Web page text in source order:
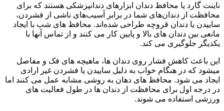
ناینت گارد یا محافظ‌ دندان ابزارهای دندانپزشکی هستند که برای
محافظت از دندان‌های شما در برابر آسیب‌های ناشی از فشردن،
ساییدن یا دندان قروچه طراحی شده‌اند. محافظ های شب با ایجاد
مانعی بین دندان های بالا و پایین کار می کنند و از تماس آنها با
یکدیگر جلوگیری می کند.
این باعث کاهش فشار روی دندان ها، ماهیچه های فک و مفاصل
میشود که در هنگام خواب به دلیل ساییدن یا فشردن غیر ارادی
ایجاد می شود. محافظ های دهان به روشی مشابه عمل می کنند اما
در درجه اول برای محافظت از دندان ها در طول فعالیت های
ورزشی استفاده می شوند.